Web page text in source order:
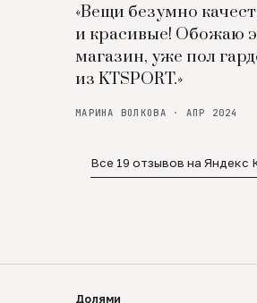
«Вещи безумно
и красивые! Обожаю
магазин, уже пол
из KTSPORT.»
МАРИНА ВОЛКОВА · АПР 2024
Все 19 отзывов на Яндекс
Долями